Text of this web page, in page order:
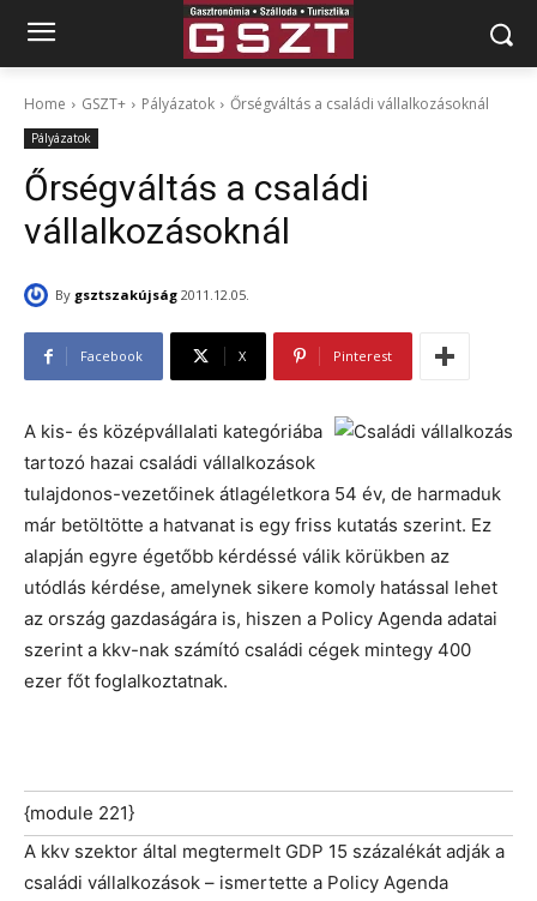
Home GSZT+ Pályázatok Őrségváltás a családi vállalkozásoknál
Pályázatok
Őrségváltás a családi
vállalkozásoknál
By gsztszakújság 2011.12.05.
Facebook X Pinterest
A kis- és középvállalati kategóriába
tartozó hazai családi vállalkozások
tulajdonos-vezetőinek átlagéletkora 54 év, de harmaduk
már betöltötte a hatvanat is egy friss kutatás szerint. Ez
alapján egyre égetőbb kérdéssé válik körükben az
utódlás kérdése, amelynek sikere komoly hatással lehet
az ország gazdaságára is, hiszen a Policy Agenda adatai
szerint a kkv-nak számító családi cégek mintegy 400
ezer főt foglalkoztatnak.
{module 221}
A kkv szektor által megtermelt GDP 15 százalékát adják a
családi vállalkozások – ismertette a Policy Agenda